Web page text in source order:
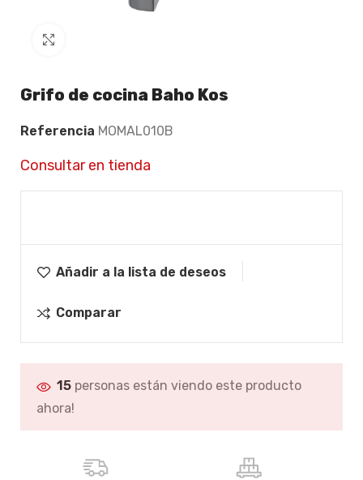
Grifo de cocina Baho Kos
Referencia MOMAL010B
Consultar en tienda
Añadir a la lista de deseos
Comparar
15 personas están viendo este producto
ahora!